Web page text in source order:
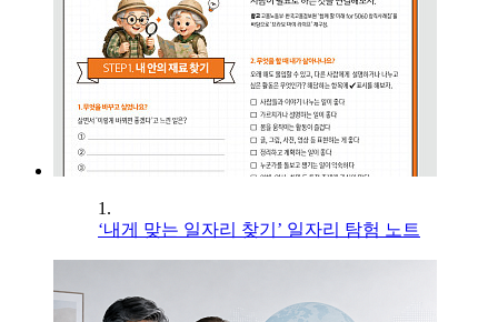
1.
‘내게 맞는 일자리 찾기’ 일자리 탐험 노트